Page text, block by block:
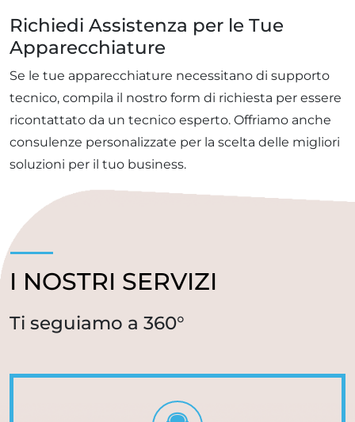
Richiedi Assistenza per le Tue
Apparecchiature
Se le tue apparecchiature necessitano di supporto
tecnico, compila il nostro form di richiesta per essere
ricontattato da un tecnico esperto. Offriamo anche
consulenze personalizzate per la scelta delle migliori
soluzioni per il tuo business.
I NOSTRI SERVIZI
Ti seguiamo a 360°